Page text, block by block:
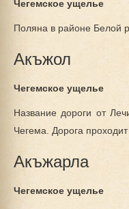
Чегемское ущелье
Поляна в районе Белой
Акъжол
Чегемское ущелье
Название дороги от
Чегема. Дорога
Акъжарла
Чегемское ущелье